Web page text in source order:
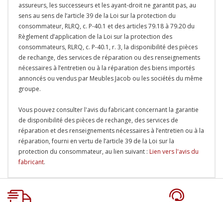
assureurs, les successeurs et les ayant-droit ne garantit pas, au
sens au sens de l’article 39 de la Loi sur la protection du
consommateur, RLRQ, c. P-40.1 et des articles 79.18 à 79.20 du
Règlement d’application de la Loi sur la protection des
consommateurs, RLRQ, c. P-40.1, r. 3, la disponibilité des pièces
de rechange, des services de réparation ou des renseignements
nécessaires à l’entretien ou à la réparation des biens importés
annoncés ou vendus par Meubles Jacob ou les sociétés du même
groupe.
Vous pouvez consulter l'avis du fabricant concernant la garantie
de disponibilité des pièces de rechange, des services de
réparation et des renseignements nécessaires à l’entretien ou à la
réparation, fourni en vertu de l’article 39 de la Loi sur la
protection du consommateur, au lien suivant : Lien vers l'avis du
fabricant.
Onglet